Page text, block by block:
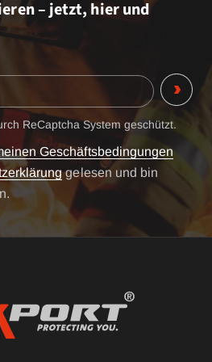
– jetzt, hier und
ReCaptcha System geschützt.
Geschäftsbedingungen
gelesen und bin